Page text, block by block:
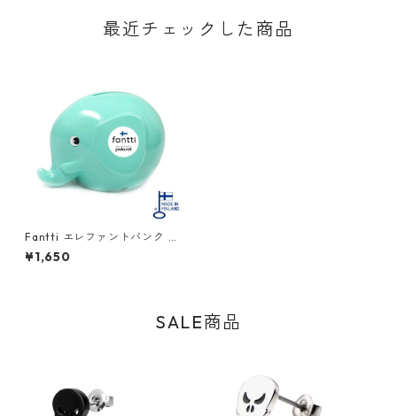
最近チェックした商品
Fantti エレファントバンク ミ
ント PALASET Norsu 北欧
¥1,650
SALE商品